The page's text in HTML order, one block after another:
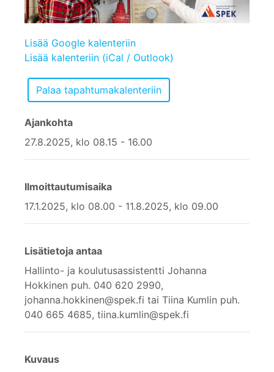
Lisää Google kalenteriin
Lisää kalenteriin (iCal / Outlook)
Ajankohta
27.8.2025, klo 08.15 - 16.00
Ilmoittautumisaika
17.1.2025, klo 08.00 - 11.8.2025, klo 09.00
Lisätietoja antaa
Hallinto- ja koulutusassistentti Johanna
Hokkinen puh. 040 620 2990,
johanna.hokkinen@spek.fi tai Tiina Kumlin puh.
040 665 4685, tiina.kumlin@spek.fi
Kuvaus